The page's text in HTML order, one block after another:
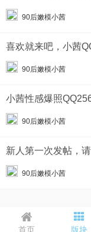
90后嫩模小茜
喜欢就来吧，小茜
90后嫩模小茜
小茜性感爆照
90后嫩模小茜
新人第一次发帖，
90后嫩模小茜
首页 版块